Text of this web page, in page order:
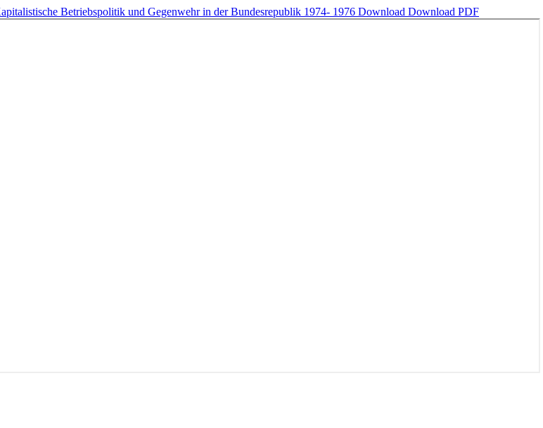
Betriebspolitik und Gegenwehr in der Bundesrepublik 1974- 1976 Download Download PDF